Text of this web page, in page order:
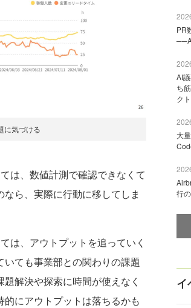
に気づける
は、数値計測で確認できなくて
ら、実際に行動に移してしま
は、アウトプットを追っていく
ても事業部との関わりの課題
解決や探索に時間が使えなく
にアウトプットは落ちるかも
PR
AI
ち
ク
大
行
イ